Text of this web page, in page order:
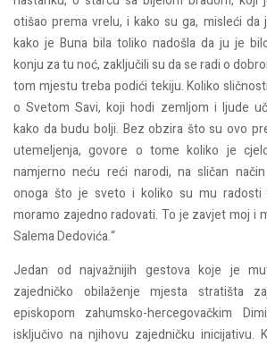
otišao prema vrelu, i kako su ga, misleći da
kako je Buna bila toliko nadošla da ju je
konju za tu noć, zaključili su da se radi o
tom mjestu treba podići tekiju. Koliko
o Svetom Savi, koji hodi zemljom i ljude
kako da budu bolji. Bez obzira što su ovo
utemeljenja, govore o tome koliko je
namjerno neću reći narodi, na sličan
onoga što je sveto i koliko su mu radosti
moramo zajedno radovati. To je zavjet moj i
Salema Dedovića.“
Jedan od najvažnijih gestova koje je
zajedničko obilaženje mjesta stratišta
episkopom zahumsko-hercegovačkim
isključivo na njihovu zajedničku inicijativu.